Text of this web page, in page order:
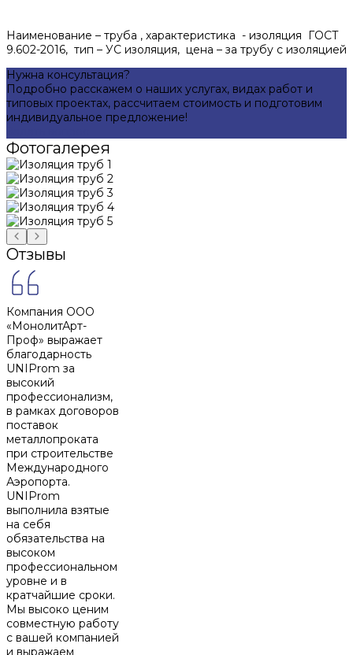
Наименование – труба , характеристика - изоляция ГOCT
9.602-2016, тип – УС изоляция, цена – за трубу с изоляцией
Нужна консультация?
Подробно расскажем о наших услугах, видах работ и
типовых проектах, рассчитаем стоимость и подготовим
индивидуальное предложение!
Фотогалерея
Отзывы
Компания ООО
«МонолитАрт-
Проф» выражает
благодарность
UNIProm за
высокий
профессионализм,
в рамках договоров
поставок
металлопроката
при строительстве
Международного
Аэропорта.
UNIProm
выполнила взятые
на себя
обязательства на
высоком
профессиональном
уровне и в
кратчайшие сроки.
Мы высоко ценим
совместную работу
с вашей компанией
и выражаем